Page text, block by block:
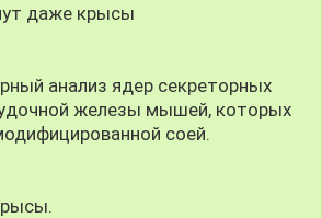
даже крысы
анализ ядер секреторных
железы мышей, которых
соей.